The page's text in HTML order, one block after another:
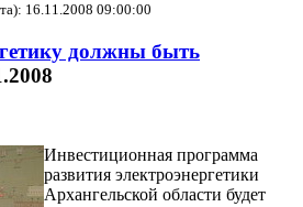
16.11.2008 09:00:00
должны быть
Инвестиционная программа
развития электроэнергетики
Архангельской области будет